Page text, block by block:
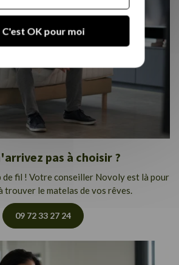
pas à choisir ?
de fil ! Votre conseiller Novoly est là pour
trouver le matelas de vos rêves.
09 72 33 27 24
C'est OK pour moi